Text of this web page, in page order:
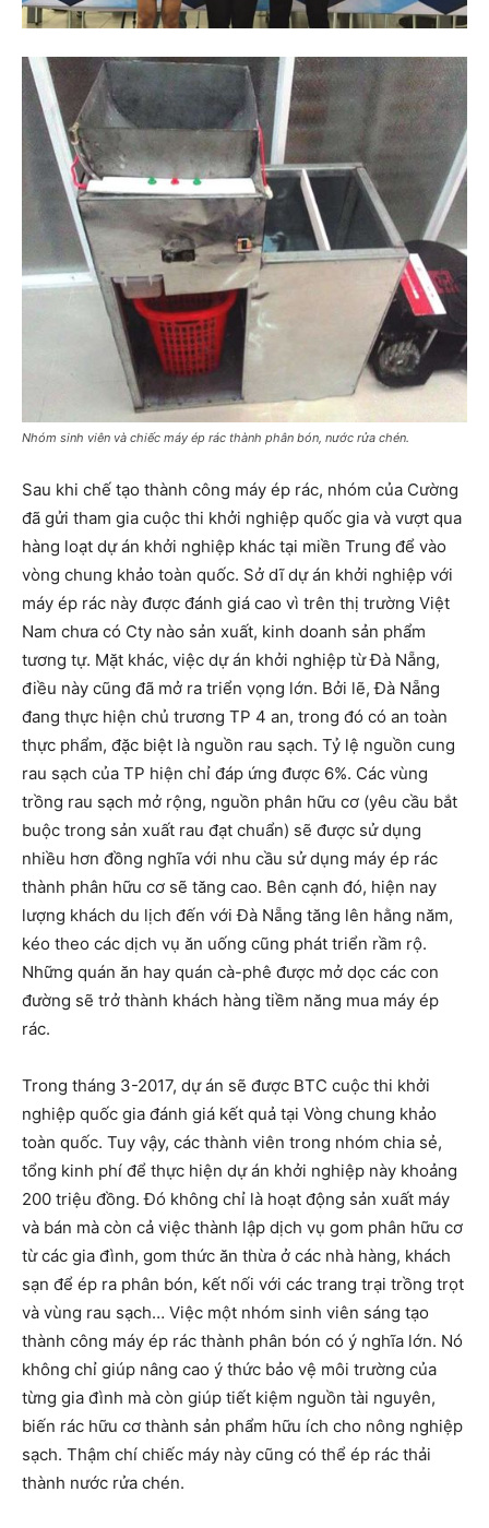
Nhóm sinh viên và chiếc máy ép rác thành phân bón, nước rửa chén.
Sau khi chế tạo thành công máy ép rác, nhóm của Cường
đã gửi tham gia cuộc thi khởi nghiệp quốc gia và vượt qua
hàng loạt dự án khởi nghiệp khác tại miền Trung để vào
vòng chung khảo toàn quốc. Sở dĩ dự án khởi nghiệp với
máy ép rác này được đánh giá cao vì trên thị trường Việt
Nam chưa có Cty nào sản xuất, kinh doanh sản phẩm
tương tự. Mặt khác, việc dự án khởi nghiệp từ Đà Nẵng,
điều này cũng đã mở ra triển vọng lớn. Bởi lẽ, Đà Nẵng
đang thực hiện chủ trương TP 4 an, trong đó có an toàn
thực phẩm, đặc biệt là nguồn rau sạch. Tỷ lệ nguồn cung
rau sạch của TP hiện chỉ đáp ứng được 6%. Các vùng
trồng rau sạch mở rộng, nguồn phân hữu cơ (yêu cầu bắt
buộc trong sản xuất rau đạt chuẩn) sẽ được sử dụng
nhiều hơn đồng nghĩa với nhu cầu sử dụng máy ép rác
thành phân hữu cơ sẽ tăng cao. Bên cạnh đó, hiện nay
lượng khách du lịch đến với Đà Nẵng tăng lên hằng năm,
kéo theo các dịch vụ ăn uống cũng phát triển rầm rộ.
Những quán ăn hay quán cà-phê được mở dọc các con
đường sẽ trở thành khách hàng tiềm năng mua máy ép
rác.
Trong tháng 3-2017, dự án sẽ được BTC cuộc thi khởi
nghiệp quốc gia đánh giá kết quả tại Vòng chung khảo
toàn quốc. Tuy vậy, các thành viên trong nhóm chia sẻ,
tổng kinh phí để thực hiện dự án khởi nghiệp này khoảng
200 triệu đồng. Đó không chỉ là hoạt động sản xuất máy
và bán mà còn cả việc thành lập dịch vụ gom phân hữu cơ
từ các gia đình, gom thức ăn thừa ở các nhà hàng, khách
sạn để ép ra phân bón, kết nối với các trang trại trồng trọt
và vùng rau sạch… Việc một nhóm sinh viên sáng tạo
thành công máy ép rác thành phân bón có ý nghĩa lớn. Nó
không chỉ giúp nâng cao ý thức bảo vệ môi trường của
từng gia đình mà còn giúp tiết kiệm nguồn tài nguyên,
biến rác hữu cơ thành sản phẩm hữu ích cho nông nghiệp
sạch. Thậm chí chiếc máy này cũng có thể ép rác thải
thành nước rửa chén.